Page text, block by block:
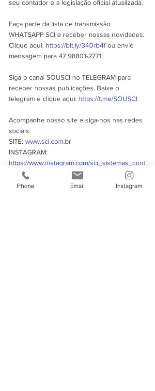
seu contador e a legislação oficial atualizada.
Faça parte da lista de transmissão
WHATSAPP SCI e receber nossas novidades.
Clique aqui: https://bit.ly/340rb4f ou envie
mensagem para 47 98801-2771.
Siga o canal SOUSCI no TELEGRAM para
receber nossas publicações. Baixe o
telegram e clique aqui: https://t.me/SOUSCI
Acompanhe nosso site e siga-nos nas redes
sociais:
SITE: www.sci.com.br
INSTAGRAM:
https://www.instagram.com/sci_sistemas_cont
abeis/
FANPAGE:
Phone Email Instagram